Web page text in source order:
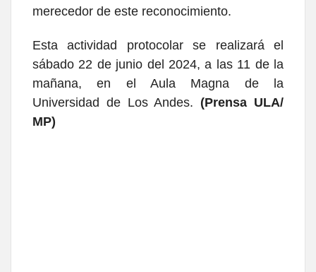
merecedor de este reconocimiento.
Esta actividad protocolar se realizará el
sábado 22 de junio del 2024, a las 11 de la
mañana, en el Aula Magna de la
Universidad de Los Andes. (Prensa ULA/
MP)